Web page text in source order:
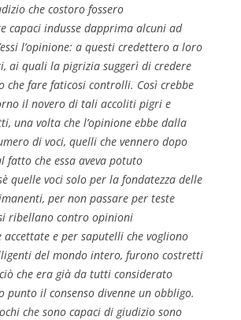
che costoro fossero
capaci indusse dapprima alcuni ad
l’opinione: a questi credettero a loro
ai quali la pigrizia suggerì di credere
che fare faticosi controlli. Così crebbe
il novero di tali accoliti pigri e
una volta che l’opinione ebbe dalla
di voci, quelli che vennero dopo
fatto che essa aveva potuto
quelle voci solo per la fondatezza delle
per non passare per teste
ribellano contro opinioni
accettate e per saputelli che vogliono
del mondo intero, furono costretti
che era già da tutti considerato
punto il consenso divenne un obbligo.
che sono capaci di giudizio sono